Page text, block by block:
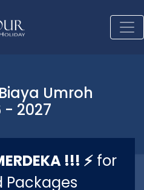
Umroh
- 2027
!!! ⚡for
Packages